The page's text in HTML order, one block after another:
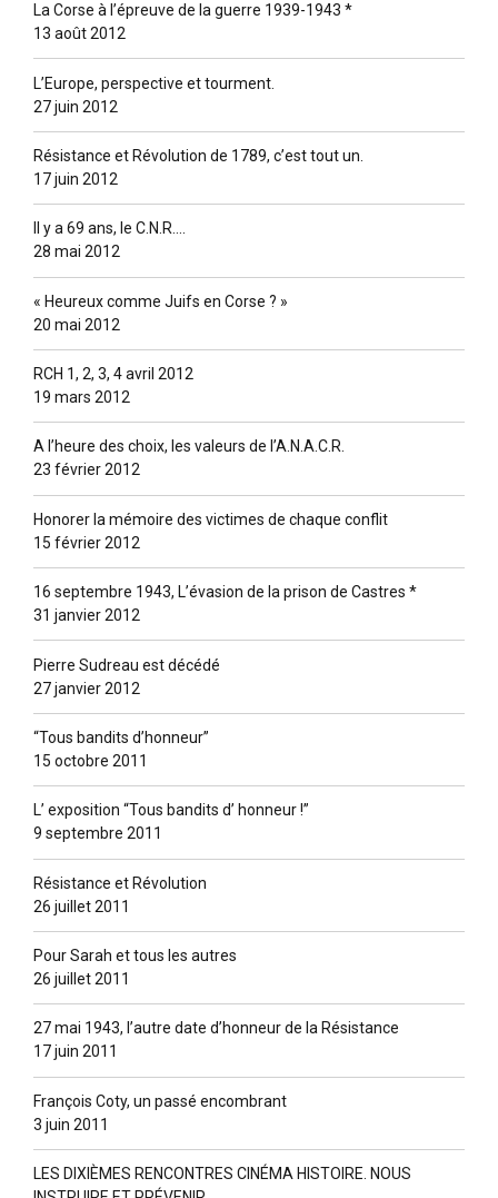
La Corse à l’épreuve de la guerre 1939-1943 *
13 août 2012
L’Europe, perspective et tourment.
27 juin 2012
Résistance et Révolution de 1789, c’est tout un.
17 juin 2012
Il y a 69 ans, le C.N.R….
28 mai 2012
« Heureux comme Juifs en Corse ? »
20 mai 2012
RCH 1, 2, 3, 4 avril 2012
19 mars 2012
A l’heure des choix, les valeurs de l’A.N.A.C.R.
23 février 2012
Honorer la mémoire des victimes de chaque conflit
15 février 2012
16 septembre 1943, L’évasion de la prison de Castres *
31 janvier 2012
Pierre Sudreau est décédé
27 janvier 2012
“Tous bandits d’honneur”
15 octobre 2011
L’ exposition “Tous bandits d’ honneur !”
9 septembre 2011
Résistance et Révolution
26 juillet 2011
Pour Sarah et tous les autres
26 juillet 2011
27 mai 1943, l’autre date d’honneur de la Résistance
17 juin 2011
François Coty, un passé encombrant
3 juin 2011
LES DIXIÈMES RENCONTRES CINÉMA HISTOIRE. NOUS